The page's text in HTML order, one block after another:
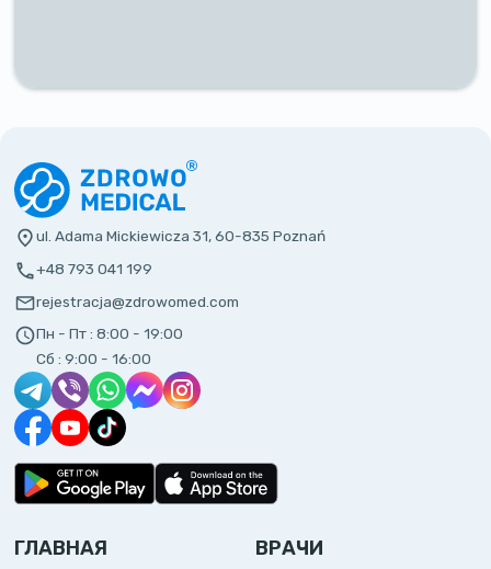
ul. Adama Mickiewicza 31, 60-835 Poznań
+48 793 041 199
rejestracja@zdrowomed.com
Пн - Пт : 8:00 - 19:00
Сб : 9:00 - 16:00
ГЛАВНАЯ
ВРАЧИ